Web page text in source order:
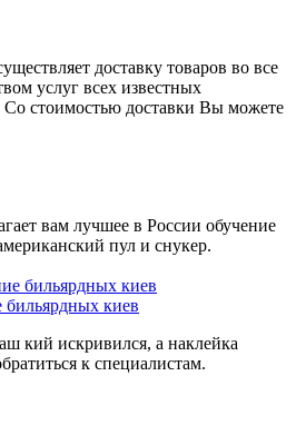
доставку товаров во все
услуг всех известных
стоимостью доставки Вы можете
вам лучшее в России обучение
пул и снукер.
бильярдных киев
кий искривился, а наклейка
к специалистам.